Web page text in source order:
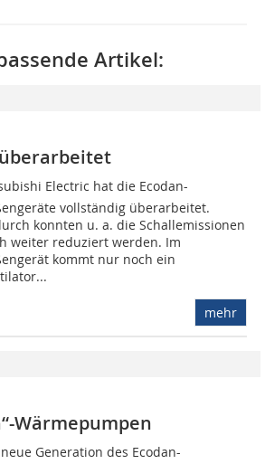
Artikel:
Electric hat die Ecodan-
vollständig überarbeitet.
konnten u. a. die Schallemissionen
weiter reduziert werden. Im
kommt nur noch ein
mehr
Wärmepumpen
Generation des Ecodan-